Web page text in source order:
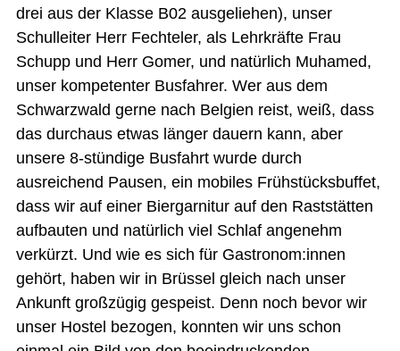
drei aus der Klasse B02 ausgeliehen), unser
Schulleiter Herr Fechteler, als Lehrkräfte Frau
Schupp und Herr Gomer, und natürlich Muhamed,
unser kompetenter Busfahrer. Wer aus dem
Schwarzwald gerne nach Belgien reist, weiß, dass
das durchaus etwas länger dauern kann, aber
unsere 8-stündige Busfahrt wurde durch
ausreichend Pausen, ein mobiles Frühstücksbuffet,
dass wir auf einer Biergarnitur auf den Raststätten
aufbauten und natürlich viel Schlaf angenehm
verkürzt. Und wie es sich für Gastronom:innen
gehört, haben wir in Brüssel gleich nach unser
Ankunft großzügig gespeist. Denn noch bevor wir
unser Hostel bezogen, konnten wir uns schon